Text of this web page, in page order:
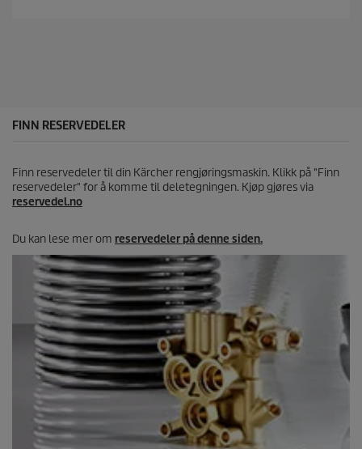
n
.
FINN RESERVEDELER
Finn reservedeler til din Kärcher rengjøringsmaskin. Klikk på "Finn
reservedeler" for å komme til deletegningen. Kjøp gjøres via
reservedel.no
Du kan lese mer om reservedeler på denne siden.